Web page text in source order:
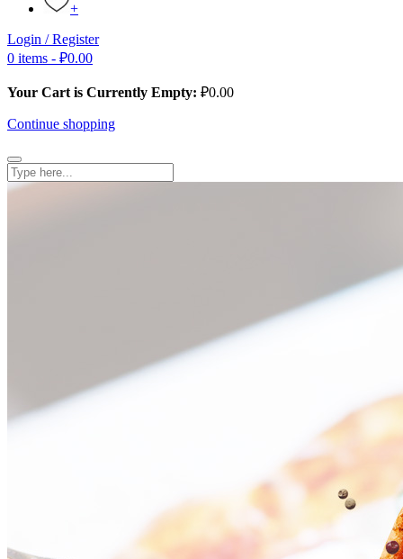
+
Login / Register
0 items - ₽0.00
Your Cart is Currently Empty: ₽0.00
Continue shopping